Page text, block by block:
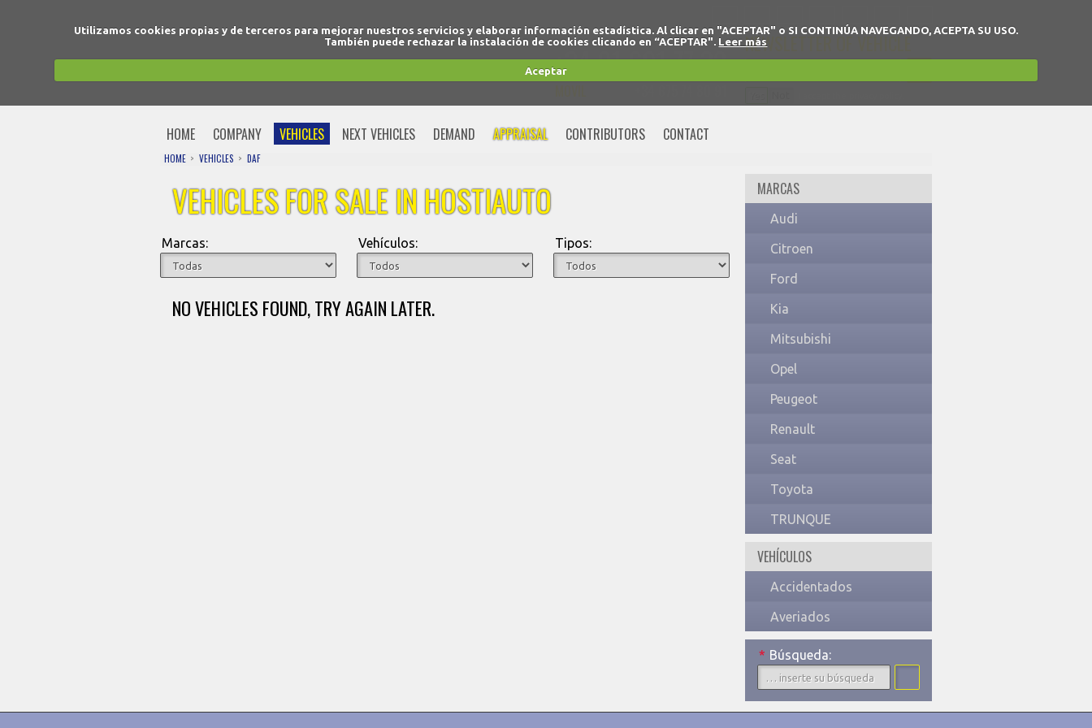
Utilizamos cookies propias y de terceros para mejorar nuestros servicios y elaborar información estadística. Al clicar en "ACEPTAR" o SI CONTINÚA NAVEGANDO, ACEPTA SU USO.
También puede rechazar la instalación de cookies clicando en “ACEPTAR". Leer más
Aceptar+34 91 691 77 32 NEWSLETTER OF VEHICLE
HOME COMPANY VEHICLES NEXT VEHICLES DEMAND APPRAISAL CONTRIBUTORS CONTACT
HOME VEHICLES DAF
MARCAS
Audi
Citroen
Ford
Kia
Mitsubishi
Opel
Peugeot
Renault
Seat
Toyota
TRUNQUE
VEHÍCULOS
Accidentados
Averiados
Búsqueda:
*
VEHICLES FOR SALE IN HOSTIAUTO
Marcas: Vehículos: Tipos:
NO VEHICLES FOUND, TRY AGAIN LATER.